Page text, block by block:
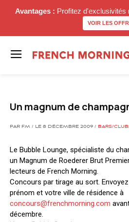
Avantages : Profitez d'exclusivités
VOIR LES
Un magnum de
PAR FM / LE 8 DÉCEMBRE 2009 / BARS/
Le Bubble Lounge, spécialiste du
un Magnum de Roederer Brut
lecteurs de French Morning.
Concours par tirage au sort.
prénom et votre ville de résidence à
concours@frenchmorning.com
décembre.